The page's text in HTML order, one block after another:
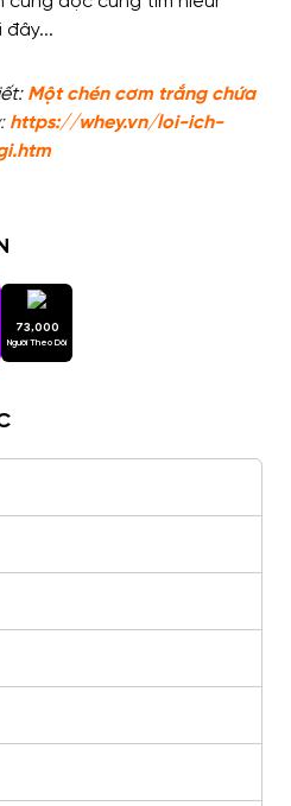
Một chén cơm trắng chứa
https://whey.vn/loi-ich-
73,000
Người Theo Dõi